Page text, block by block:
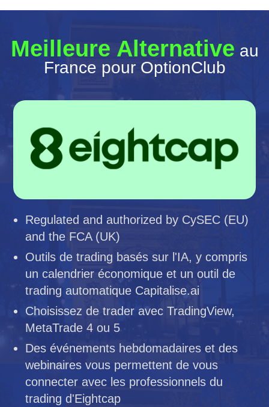
Meilleure Alternative au
France pour OptionClub
Regulated and authorized by CySEC (EU)
and the FCA (UK)
Outils de trading basés sur l'IA, y compris
un calendrier économique et un outil de
trading automatique Capitalise.ai
Choisissez de trader avec TradingView,
MetaTrade 4 ou 5
Des événements hebdomadaires et des
webinaires vous permettent de vous
connecter avec les professionnels du
trading d'Eightcap